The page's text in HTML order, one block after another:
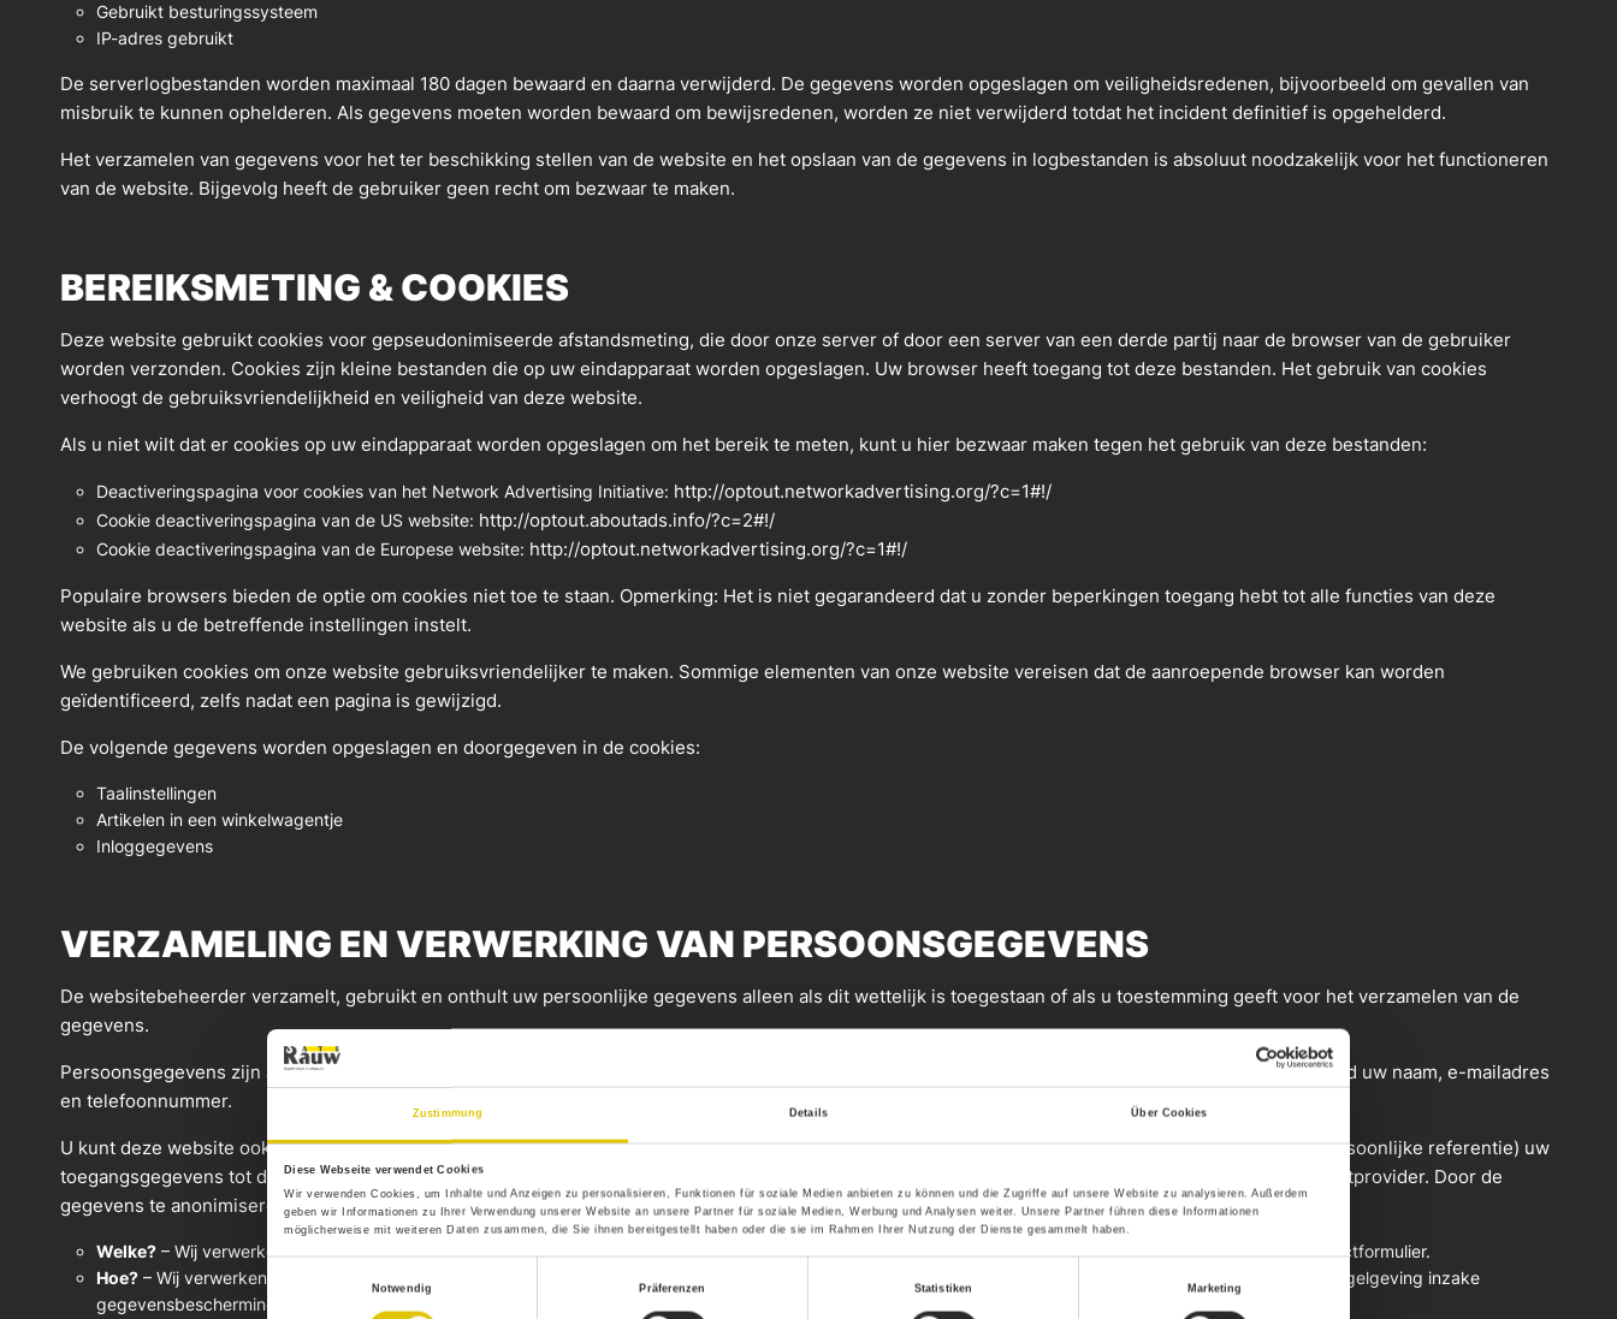
Zustimmung Details Über Cookies
Diese Webseite verwendet Cookies
Wir verwenden Cookies, um Inhalte und Anzeigen zu personalisieren, Funktionen für soziale Medien anbieten zu können und die Zugriffe auf unsere Website zu analysieren. Außerdem
geben wir Informationen zu Ihrer Verwendung unserer Website an unsere Partner für soziale Medien, Werbung und Analysen weiter. Unsere Partner führen diese Informationen
möglicherweise mit weiteren Daten zusammen, die Sie ihnen bereitgestellt haben oder die sie im Rahmen Ihrer Nutzung der Dienste gesammelt haben.
Notwendig
Präferenzen Statistiken Marketing
Gebruikt besturingssysteem
IP-adres gebruikt
De serverlogbestanden worden maximaal 180 dagen bewaard en daarna verwijderd. De gegevens worden opgeslagen om veiligheidsredenen, bijvoorbeeld om gevallen van
misbruik te kunnen ophelderen. Als gegevens moeten worden bewaard om bewijsredenen, worden ze niet verwijderd totdat het incident definitief is opgehelderd.
Het verzamelen van gegevens voor het ter beschikking stellen van de website en het opslaan van de gegevens in logbestanden is absoluut noodzakelijk voor het functioneren
van de website. Bijgevolg heeft de gebruiker geen recht om bezwaar te maken.
BEREIKSMETING & COOKIES
Deze website gebruikt cookies voor gepseudonimiseerde afstandsmeting, die door onze server of door een server van een derde partij naar de browser van de gebruiker
worden verzonden. Cookies zijn kleine bestanden die op uw eindapparaat worden opgeslagen. Uw browser heeft toegang tot deze bestanden. Het gebruik van cookies
verhoogt de gebruiksvriendelijkheid en veiligheid van deze website.
Als u niet wilt dat er cookies op uw eindapparaat worden opgeslagen om het bereik te meten, kunt u hier bezwaar maken tegen het gebruik van deze bestanden:
Deactiveringspagina voor cookies van het Network Advertising Initiative: http://optout.networkadvertising.org/?c=1#!/
Cookie deactiveringspagina van de US website: http://optout.aboutads.info/?c=2#!/
Cookie deactiveringspagina van de Europese website: http://optout.networkadvertising.org/?c=1#!/
Populaire browsers bieden de optie om cookies niet toe te staan. Opmerking: Het is niet gegarandeerd dat u zonder beperkingen toegang hebt tot alle functies van deze
website als u de betreffende instellingen instelt.
We gebruiken cookies om onze website gebruiksvriendelijker te maken. Sommige elementen van onze website vereisen dat de aanroepende browser kan worden
geïdentificeerd, zelfs nadat een pagina is gewijzigd.
De volgende gegevens worden opgeslagen en doorgegeven in de cookies:
Taalinstellingen
Artikelen in een winkelwagentje
Inloggegevens
VERZAMELING EN VERWERKING VAN PERSOONSGEGEVENS
De websitebeheerder verzamelt, gebruikt en onthult uw persoonlijke gegevens alleen als dit wettelijk is toegestaan of als u toestemming geeft voor het verzamelen van de
gegevens.
Persoonsgegevens zijn alle gegevens die kunnen worden gebruikt om u persoonlijk te identificeren en die naar u kunnen worden herleid – bijvoorbeeld uw naam, e-mailadres
en telefoonnummer.
U kunt deze website ook bezoeken zonder persoonlijke gegevens te verstrekken. Om onze online diensten te verbeteren, slaan we echter (zonder persoonlijke referentie) uw
toegangsgegevens tot deze website op. Deze toegangsgegevens omvatten bijvoorbeeld het bestand dat u hebt opgevraagd of de naam van uw internetprovider. Door de
gegevens te anonimiseren, is het niet mogelijk conclusies te trekken over uw persoon.
Welke? – Wij verwerken persoonsgegevens zoals voornaam, achternaam, IP-adres, e-mailadres, woonplaats, postcode en inhoudelijke gegevens uit het contactformulier.
Hoe? – Wij verwerken persoonsgegevens alleen met uitdrukkelijke toestemming van de betrokken gebruiker(s) en in overeenstemming met de toepasselijke regelgeving inzake
gegevensbescherming.